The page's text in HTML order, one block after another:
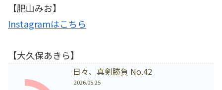
【肥山みお】
Instagramはこちら
【大久保あきら】
日々、真剣勝負 No.42
2026.05.25